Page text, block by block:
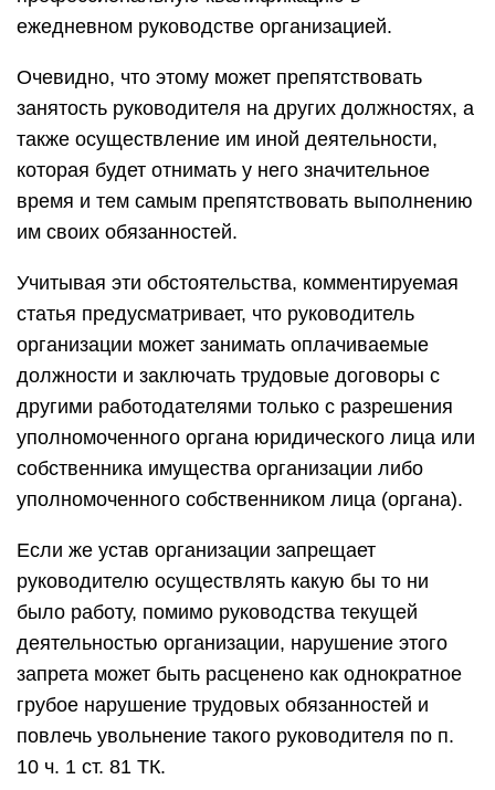
ежедневном руководстве организацией.
Очевидно, что этому может препятствовать
занятость руководителя на других должностях, а
также осуществление им иной деятельности,
которая будет отнимать у него значительное
время и тем самым препятствовать выполнению
им своих обязанностей.
Учитывая эти обстоятельства, комментируемая
статья предусматривает, что руководитель
организации может занимать оплачиваемые
должности и заключать трудовые договоры с
другими работодателями только с разрешения
уполномоченного органа юридического лица или
собственника имущества организации либо
уполномоченного собственником лица (органа).
Если же устав организации запрещает
руководителю осуществлять какую бы то ни
было работу, помимо руководства текущей
деятельностью организации, нарушение этого
запрета может быть расценено как однократное
грубое нарушение трудовых обязанностей и
повлечь увольнение такого руководителя по п.
10 ч. 1 ст. 81 ТК.